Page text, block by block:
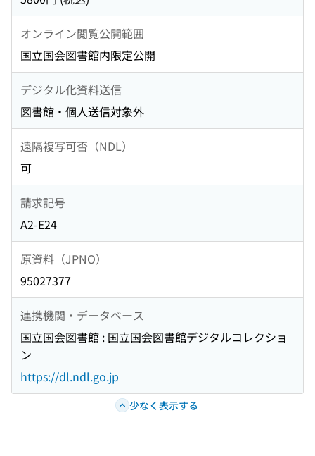
オンライン閲覧公開範囲
国立国会図書館内限定公開
デジタル化資料送信
図書館・個人送信対象外
遠隔複写可否（NDL）
可
請求記号
A2-E24
原資料（JPNO）
95027377
連携機関・データベース
国立国会図書館 : 国立国会図書館デジタルコレクショ
ン
https://dl.ndl.go.jp
少なく表示する